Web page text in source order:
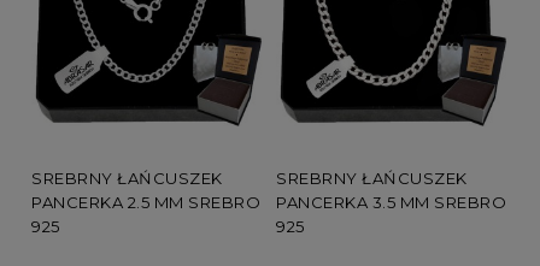
SREBRNY ŁAŃCUSZEK
PANCERKA 2.5 MM SREBRO
925
SREBRNY ŁAŃCUSZEK
PANCERKA 3.5 MM SREBRO
925